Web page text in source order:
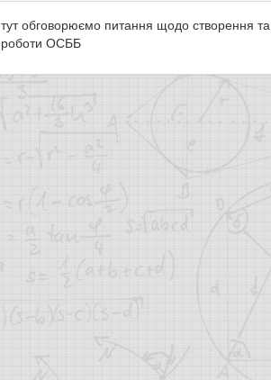
тут обговорюємо питання щодо створення та
роботи ОСББ